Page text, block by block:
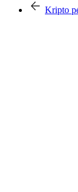
Kripto